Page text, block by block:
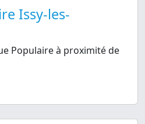
Issy-les-
Populaire à proximité de